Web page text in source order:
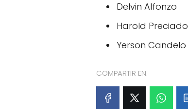
Delvin Alfonzo
Harold Preciado
Yerson Candelo
COMPARTIR EN: